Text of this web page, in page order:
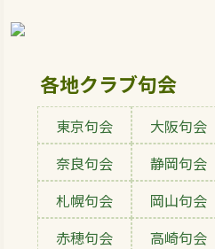
各地クラブ句会
東京句会 大阪句会
奈良句会
静岡句会
札幌句会
岡山句会
赤穂句会
高崎句会